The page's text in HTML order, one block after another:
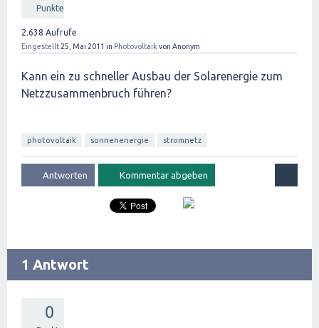
Punkte
2.638 Aufrufe
Eingestellt 25, Mai 2011 in Photovoltaik von Anonym
Kann ein zu schneller Ausbau der Solarenergie zum
Netzzusammenbruch führen?
photovoltaik sonnenenergie stromnetz
1 Antwort
0